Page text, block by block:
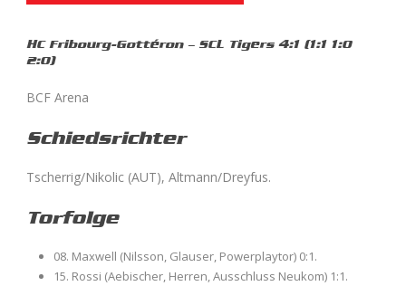
HC Fribourg-Gottéron – SCL Tigers 4:1 (1:1 1:0
2:0)
BCF Arena
Schiedsrichter
Tscherrig/Nikolic (AUT), Altmann/Dreyfus.
Torfolge
08. Maxwell (Nilsson, Glauser, Powerplaytor) 0:1.
15. Rossi (Aebischer, Herren, Ausschluss Neukom) 1:1.